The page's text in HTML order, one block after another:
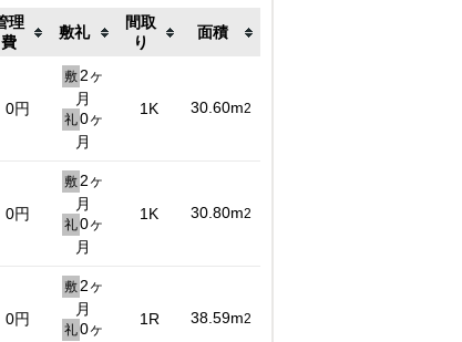
理
費
敷礼
間取
り
面積
0円
敷2ヶ
月
礼0ヶ
月
1K 30.60m2
0円
敷2ヶ
月
礼0ヶ
月
1K 30.80m2
0円
敷2ヶ
月
礼0ヶ
1R 38.59m2